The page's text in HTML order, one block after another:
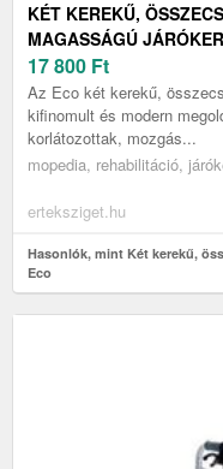
KÉT KEREKŰ,
MAGASSÁGÚ
17 800 Ft
Az Eco két kerekű,
kifinomult és modern
korlátozottak, mozgás...
mopedia, rehabilitáció,
erteksziget.hu
Hasonlók, mint Két kerekű,
Eco